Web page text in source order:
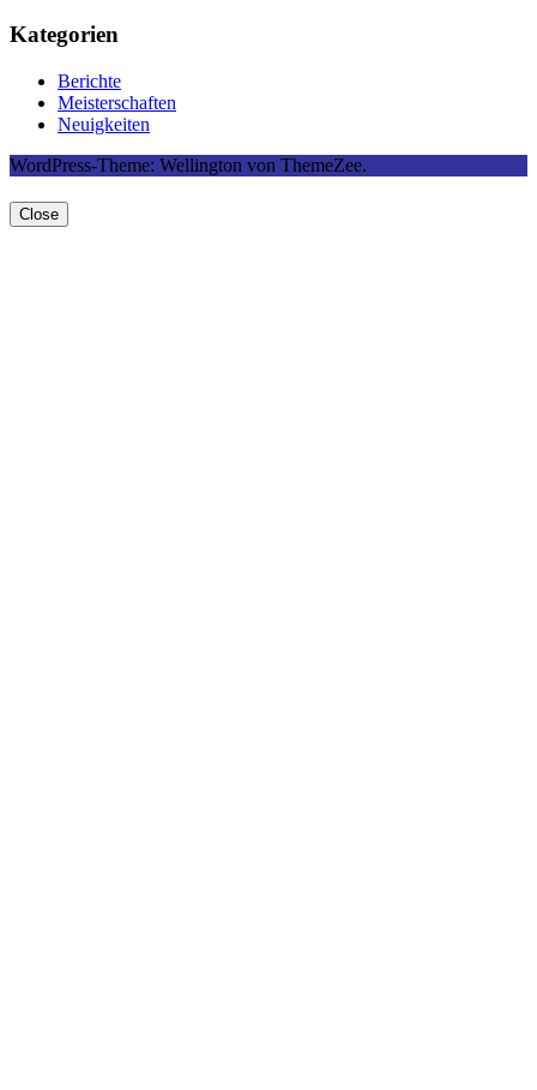
Kategorien
Berichte
Meisterschaften
Neuigkeiten
WordPress-Theme: Wellington von ThemeZee.
Close